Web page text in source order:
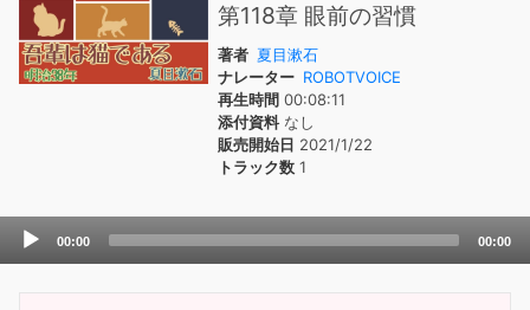
第118章 眼前の習慣
著者 夏目漱石
ナレーター ROBOTVOICE
再生時間 00:08:11
添付資料なし
販売開始日 2021/1/22
トラック数 1
Audio
00:00 00:00